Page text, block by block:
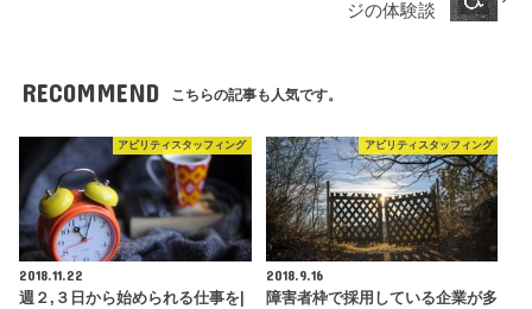
ジの体験談
RECOMMEND こちらの記事も人気です。
アビリティスタッフィング
2018.11.22
週２,３日から始められる仕事を|
アビリティスタッフィング
2018.9.16
障害者枠で採用している企業が多